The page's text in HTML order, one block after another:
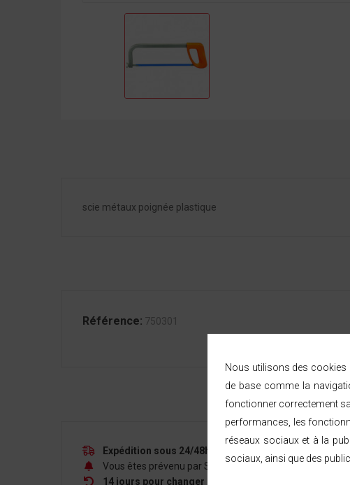
scie métaux poignée plastique
Référence: 750301
Expédition sous 24/48h
Vous êtes prévenu par SMS ou e-mail à chaque étape
14 jours pour changer d'avis
Nous utilisons des cookies
de base comme la
fonctionner correctement
performances, les
réseaux sociaux et à la
sociaux, ainsi que des